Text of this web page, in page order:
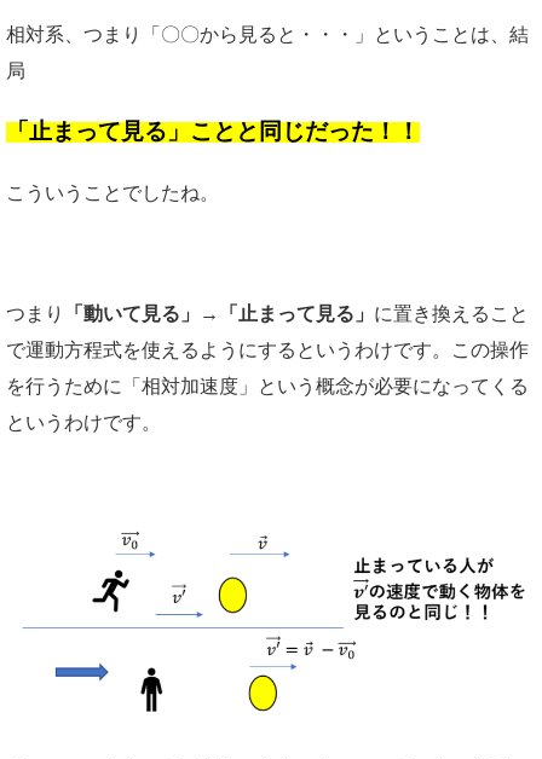
相対系、つまり「〇〇から見ると・・・」ということは、結
局
「止まって見る」ことと同じだった！！
こういうことでしたね。
つまり 「動いて見る」→「止まって見る」 に置き換えること
で運動方程式を使えるようにするというわけです。この操作
を行うために「相対加速度」という概念が必要になってくる
というわけです。